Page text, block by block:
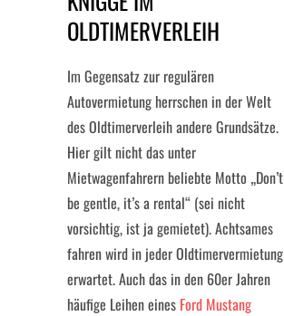
OLDTIMERVERLEIH
Im Gegensatz zur regulären
Autovermietung herrschen in der Welt
des Oldtimerverleih andere Grundsätze.
Hier gilt nicht das unter
Mietwagenfahrern beliebte Motto „Don’t
be gentle, it’s a rental“ (sei nicht
vorsichtig, ist ja gemietet). Achtsames
fahren wird in jeder Oldtimervermietung
erwartet. Auch das in den 60er Jahren
häufige Leihen eines Ford Mustang